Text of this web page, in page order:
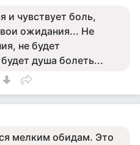
и чувствует боль,
ожидания... Не
не будет
душа болеть...
мелким обидам. Это